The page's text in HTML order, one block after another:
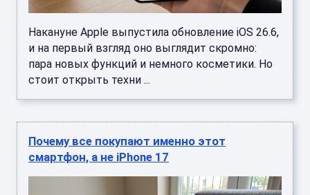
Накануне Apple выпустила обновление iOS 26.6,
и на первый взгляд оно выглядит скромно:
пара новых функций и немного косметики. Но
стоит открыть техни ...
Почему все покупают именно этот
смартфон, а не iPhone 17